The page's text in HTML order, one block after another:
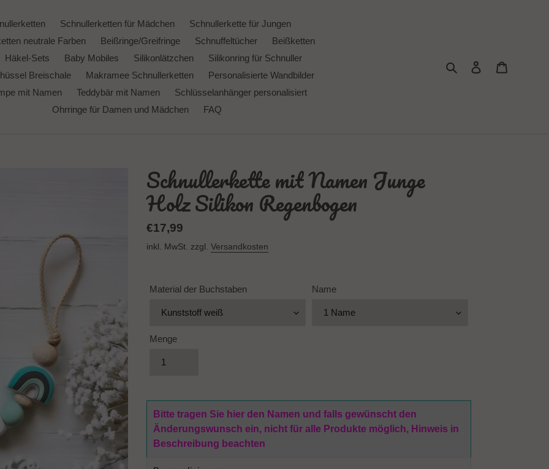
Schnullerketten für Mädchen
Schnullerkette für Jungen
neutrale Farben
Beißringe/Greifringe Schnuffeltücher
Beißketten
Häkel-Sets
Baby Mobiles Silikonlätzchen
Silikonring für Schnuller
Breischale
Makramee Schnullerketten
Personalisierte Wandbilder
mit Namen
Teddybär mit Namen
Schlüsselanhänger personalisiert
Ohrringe für Damen und Mädchen
FAQ
Suchen Einloggen
Schnullerkette mit Namen Junge
Holz Silikon Regenbogen
Normaler
Preis
€17,99
inkl. MwSt. zzgl. Versandkosten
Material der Buchstaben Name
Menge
Bitte tragen Sie hier den Namen und falls gewünscht den
Änderungswunsch ein, nicht für alle Produkte möglich, Hinweis in
Beschreibung beachten